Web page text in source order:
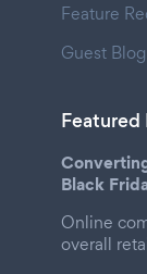
Feature
Guest
Featured
Black
Online
overall